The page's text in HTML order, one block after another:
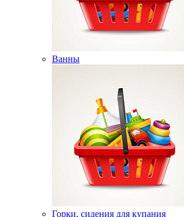
Ванны
Горки, сидения для купания